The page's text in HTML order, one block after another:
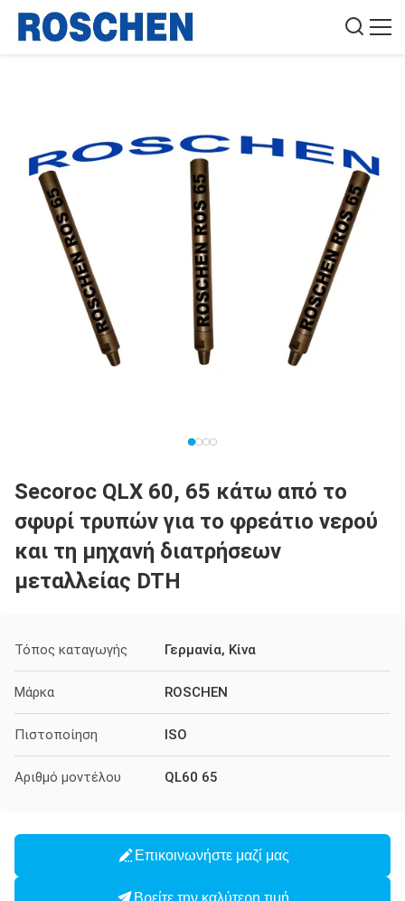
Secoroc QLX 60, 65 κάτω από το
σφυρί τρυπών για το φρεάτιο νερού
και τη μηχανή διατρήσεων
μεταλλείας DTH
Τόπος καταγωγής Γερμανία, Κίνα
Μάρκα ROSCHEN
Πιστοποίηση ISO
Αριθμό μοντέλου QL60 65
Επικοινωνήστε μαζί μας
Βρείτε την καλύτερη τιμή